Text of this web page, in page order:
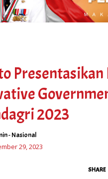
Presentasikan
2023
-Nasional
29, 2023
SHARE